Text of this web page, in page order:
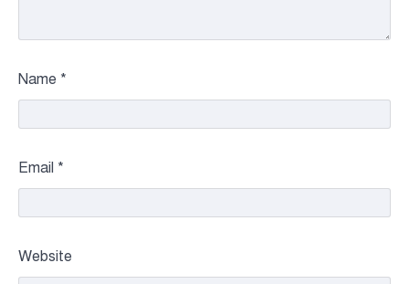
Name *
Email *
Website